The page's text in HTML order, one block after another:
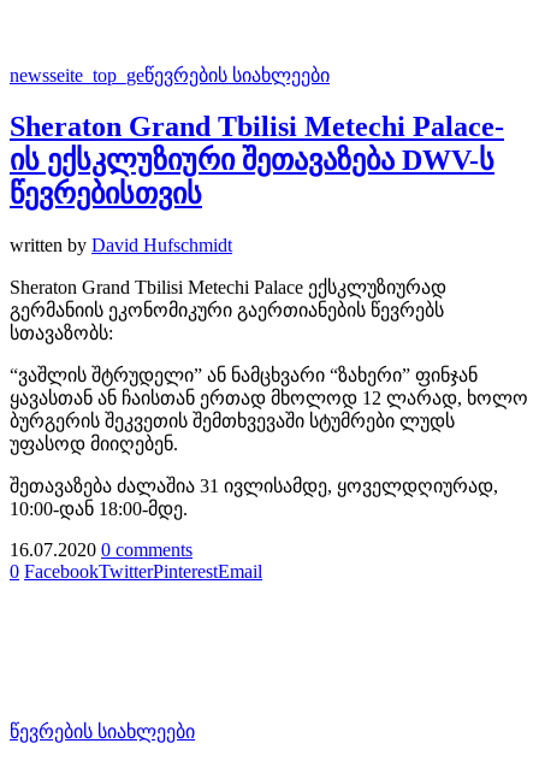
newsseite_top_geწევრების სიახლეები
Sheraton Grand Tbilisi Metechi Palace-
ის ექსკლუზიური შეთავაზება DWV-ს
წევრებისთვის
written by David Hufschmidt
Sheraton Grand Tbilisi Metechi Palace ექსკლუზიურად
გერმანიის ეკონომიკური გაერთიანების წევრებს
სთავაზობს:
“ვაშლის შტრუდელი” ან ნამცხვარი “ზახერი” ფინჯან
ყავასთან ან ჩაისთან ერთად მხოლოდ 12 ლარად, ხოლო
ბურგერის შეკვეთის შემთხვევაში სტუმრები ლუდს
უფასოდ მიიღებენ.
შეთავაზება ძალაშია 31 ივლისამდე, ყოველდღიურად,
10:00-დან 18:00-მდე.
16.07.2020 0 comments
0 FacebookTwitterPinterestEmail
წევრების სიახლეები